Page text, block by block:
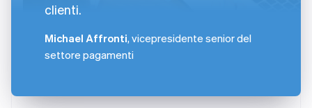
clienti.
Michael Affronti, vicepresidente senior del
settore pagamenti